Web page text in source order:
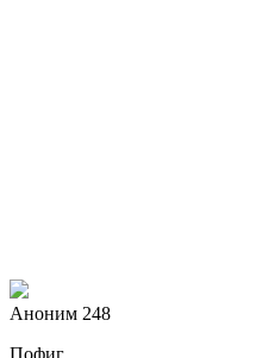
Аноним 248
Пофиг